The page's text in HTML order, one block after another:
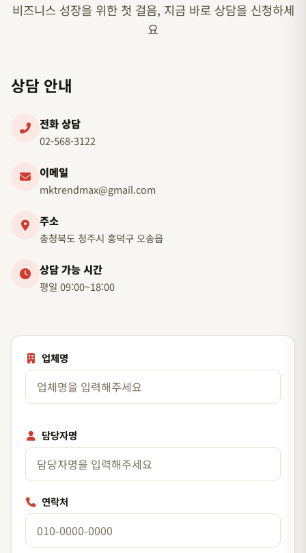
비즈니스 성장을 위한 첫 걸음, 지금 바로 상담을 신청하세
요
상담 안내
전화 상담
02-568-3122
이메일
mktrendmax@gmail.com
주소
충청북도 청주시 흥덕구 오송읍
상담 가능 시간
평일 09:00~18:00
업체명
담당자명
연락처